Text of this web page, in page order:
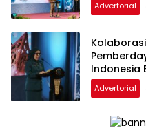
Advertorial
Kolaborasi
Indonesia
Advertorial